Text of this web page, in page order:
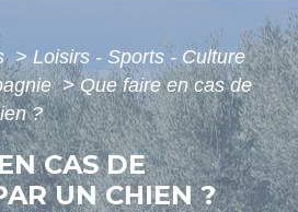
> Loisirs - Sports - Culture
> Que faire en cas de
?
CAS DE
UN CHIEN ?